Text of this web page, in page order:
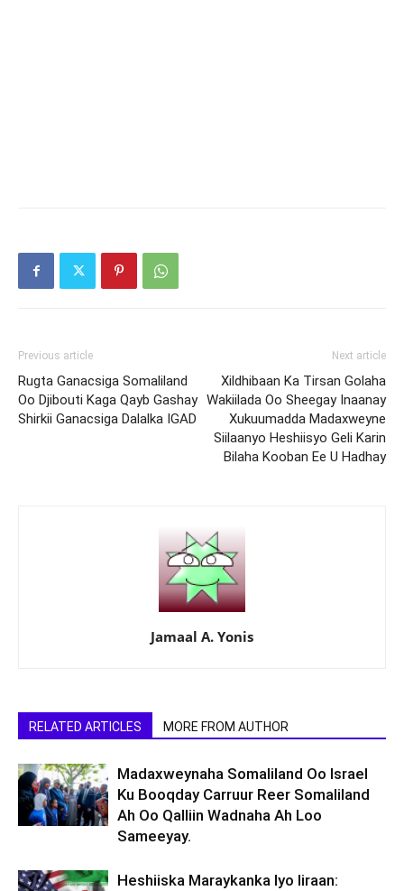
Previous article
Rugta Ganacsiga Somaliland
Oo Djibouti Kaga Qayb Gashay
Shirkii Ganacsiga Dalalka IGAD
Next article
Xildhibaan Ka Tirsan Golaha
Wakiilada Oo Sheegay Inaanay
Xukuumadda Madaxweyne
Siilaanyo Heshiisyo Geli Karin
Bilaha Kooban Ee U Hadhay
Jamaal A. Yonis
RELATED ARTICLES MORE FROM AUTHOR
Madaxweynaha Somaliland Oo Israel
Ku Booqday Carruur Reer Somaliland
Ah Oo Qalliin Wadnaha Ah Loo
Sameeyay.
Heshiiska Maraykanka Iyo Iiraan: